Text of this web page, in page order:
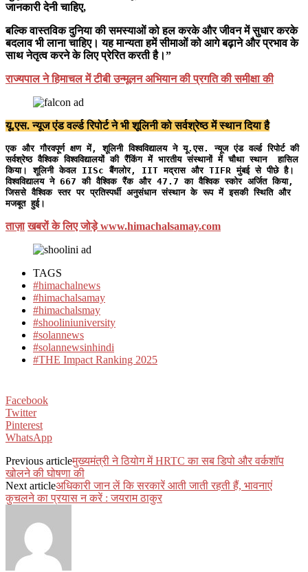
जानकारी देनी चाहिए,
बल्कि वास्तविक दुनिया की समस्याओं को हल करके और जीवन में सुधार करके
बदलाव भी लाना चाहिए। यह मान्यता हमें सीमाओं को आगे बढ़ाने और प्रभाव के
साथ नेतृत्व करने के लिए प्रेरित करती है।”
राज्यपाल ने हिमाचल में टीबी उन्मूलन अभियान की प्रगति की समीक्षा की
यू.एस. न्यूज एंड वर्ल्ड रिपोर्ट ने भी शूलिनी को सर्वश्रेष्ठ में स्थान दिया है
एक और गौरवपूर्ण क्षण में, शूलिनी विश्वविद्यालय ने यू.एस. न्यूज एंड वर्ल्ड रिपोर्ट की
सर्वश्रेष्ठ वैश्विक विश्वविद्यालयों की रैंकिंग में भारतीय संस्थानों में चौथा स्थान  हासिल
किया। शूलिनी केवल IISc बैंगलोर, IIT मद्रास और TIFR मुंबई से पीछे है।
विश्वविद्यालय ने 667 की वैश्विक रैंक और 47.7 का वैश्विक स्कोर अर्जित किया,
जिससे वैश्विक स्तर पर प्रतिस्पर्धी अनुसंधान संस्थान के रूप में इसकी स्थिति और
मजबूत हुई।
ताज़ा खबरों के लिए जोड़े www.himachalsamay.com
TAGS
#himachalnews
#himachalsamay
#himachalsmay
#shooliniuniversity
#solannews
#solannewsinhindi
#THE Impact Ranking 2025
Facebook
Twitter
Pinterest
WhatsApp
Previous articleमुख्यमंत्री ने ठियोग में HRTC का सब डिपो और वर्कशॉप
खोलने की घोषणा की
Next articleअधिकारी जान लें कि सरकारें आती जाती रहती हैं, भावनाएं
कुचलने का प्रयास न करें : जयराम ठाकुर